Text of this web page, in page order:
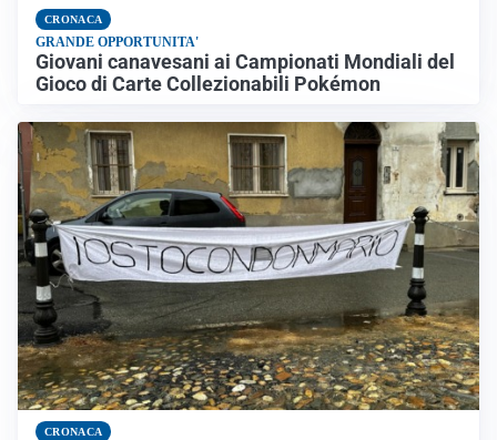
CRONACA
GRANDE OPPORTUNITA'
Giovani canavesani ai Campionati Mondiali del
Gioco di Carte Collezionabili Pokémon
CRONACA